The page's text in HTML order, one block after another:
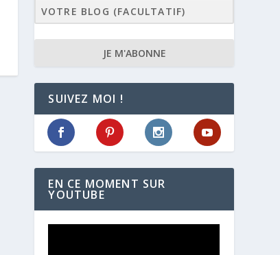
JE M'ABONNE
SUIVEZ MOI !
EN CE MOMENT SUR
YOUTUBE